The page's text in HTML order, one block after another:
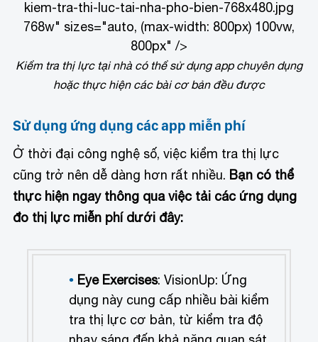
kiem-tra-thi-luc-tai-nha-pho-bien-768x480.jpg
768w" sizes="auto, (max-width: 800px) 100vw,
800px" />
Kiểm tra thị lực tại nhà có thể sử dụng app chuyên dụng
hoặc thực hiện các bài cơ bản đều được
Sử dụng ứng dụng các app miễn phí
Ở thời đại công nghệ số, việc kiểm tra thị lực
cũng trở nên dễ dàng hơn rất nhiều. Bạn có thể
thực hiện ngay thông qua việc tải các ứng dụng
đo thị lực miễn phí dưới đây:
Eye Exercises: VisionUp: Ứng
dụng này cung cấp nhiều bài kiểm
tra thị lực cơ bản, từ kiểm tra độ